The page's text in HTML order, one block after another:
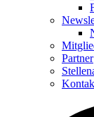
Partner